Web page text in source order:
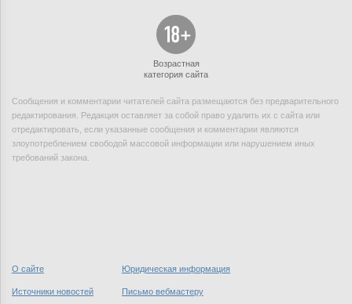
Возрастная
категория сайта
Сообщения и комментарии читателей сайта размещаются без предварительного
редактирования. Редакция оставляет за собой право удалить их с сайта или
отредактировать, если указанные сообщения и комментарии являются
злоупотреблением свободой массовой информации или нарушением иных
требований закона.
О сайте Юридическая информация
Источники новостей Письмо вебмастеру